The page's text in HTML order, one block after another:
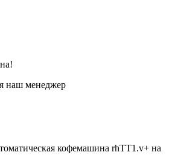
наш менеджер
кофемашина rhTT1.v+ на